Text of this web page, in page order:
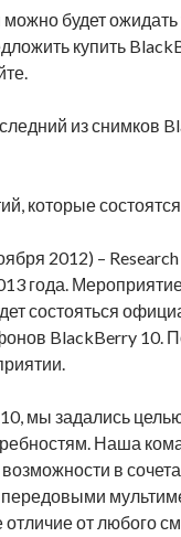
будет
купить
из снимков
которые
2012) –
года.
состояться
BlackBerry 10.
мы задались
Наша
в
отличие от любого